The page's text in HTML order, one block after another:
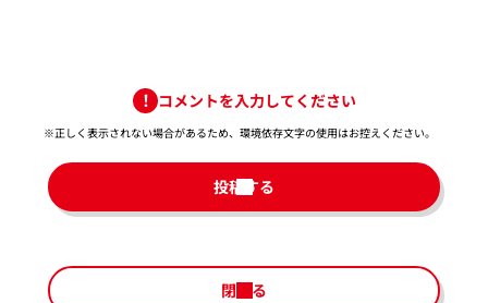
コメントを入力してください
※正しく表示されない場合があるため、環境依存文字の使用はお控えください。​
投稿する
閉じる